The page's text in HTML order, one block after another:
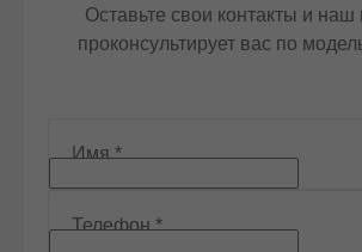
Оставьте свои контакты и
проконсультирует вас по
Имя*
Телефон*